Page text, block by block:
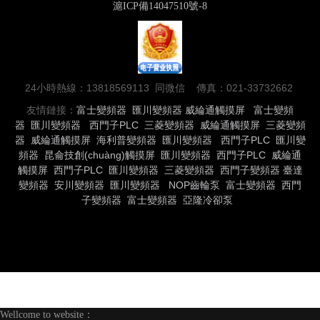
滬ICP備14047510號-8
24小時熱線：13818569113 同微信 傳真：021-33732662
友情鏈接： 富士變頻器 匯川變頻器 威綸通觸摸屏
富士變頻
器
匯川變頻器 西門子PLC 三菱變頻器 威綸通觸摸屏 三菱變頻
器
威綸通觸摸屏 海利普變頻器 匯川變頻器 西門子PLC
匯川變
頻器
昆侖技創(chuàng)觸摸屏 匯川變頻器 西門子PLC 威綸通
觸摸屏 西門子PLC 匯川變頻器 三菱變頻器 西門子變頻器 臺達
變頻器 安川變頻器 匯川變頻器 NOP齒輪泵 富士變頻器 西門
子變頻器 富士變頻器 亞隆冷卻泵
Wellcome to website：